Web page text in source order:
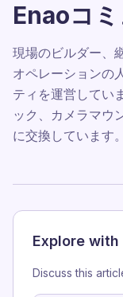
Enaoコ
現場のビルダー、
オペレーションの
ティを運営してい
ック、カメラマウ
に交換しています。
Explore with
Discuss this